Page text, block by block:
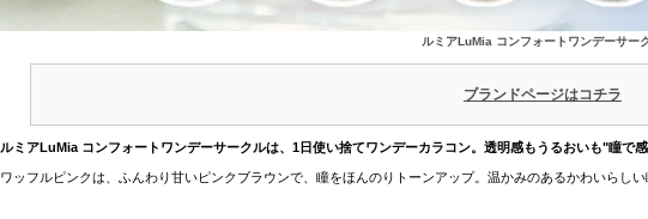
ルミアLuMia コンフォートワンデーサー
ブランドページはコチラ
ルミアLuMia コンフォートワンデーサークルは、1日使い捨てワンデーカラコン。透明感もうるおいも"瞳で
ワッフルピンクは、ふんわり甘いピンクブラウンで、瞳をほんのりトーンアップ。温かみのあるかわいらし